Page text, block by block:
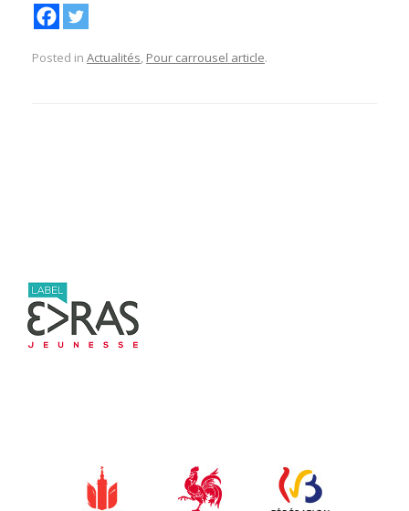
Posted in Actualités Pour carrousel article.